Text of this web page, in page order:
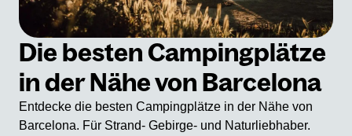
Die besten Campingplätze
in der Nähe von Barcelona
Entdecke die besten Campingplätze in der Nähe von
Barcelona. Für Strand- Gebirge- und Naturliebhaber.